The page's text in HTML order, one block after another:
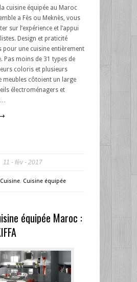
cuisine équipée au Maroc
a Fès ou Meknès, vous
sur l’expérience et l’appui
Design et praticité
pour une cuisine entièrement
Pas moins de 31 types de
coloris et plusieurs
meubles côtoient un large
électroménagers et
11 fév 2017
Cuisine, Cuisine équipée
équipée Maroc :